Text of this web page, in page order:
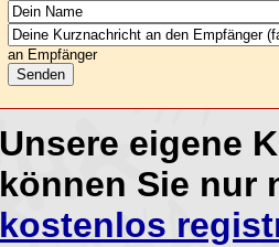
an Empfänger
Unsere eigene
können Sie nur
kostenlos